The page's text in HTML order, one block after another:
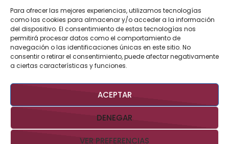
Para ofrecer las mejores experiencias, utilizamos tecnologías
como las cookies para almacenar y/o acceder a la información
del dispositivo. El consentimiento de estas tecnologías nos
permitirá procesar datos como el comportamiento de
navegación o las identificaciones únicas en este sitio. No
consentir o retirar el consentimiento, puede afectar negativamente
a ciertas características y funciones.
ACEPTAR
DENEGAR
VER PREFERENCIAS
«
Jul
BUSCAR AHORA